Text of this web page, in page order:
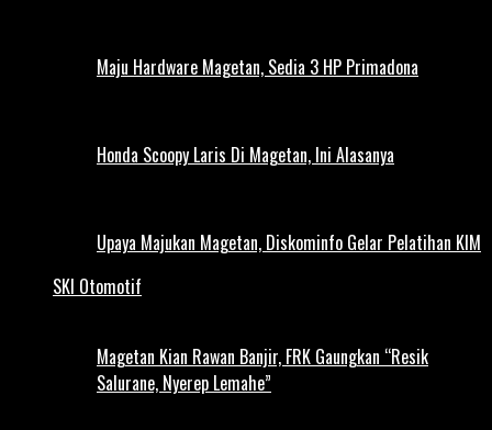
Maju Hardware Magetan, Sedia 3 HP Primadona
Honda Scoopy Laris Di Magetan, Ini Alasanya
Upaya Majukan Magetan, Diskominfo Gelar Pelatihan KIM
SKI Otomotif
Magetan Kian Rawan Banjir, FRK Gaungkan “Resik
Salurane, Nyerep Lemahe”